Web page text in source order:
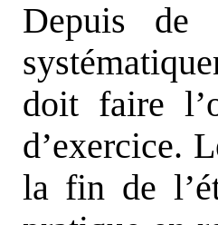
Depuis de
doit faire
d’exercice.
la fin de